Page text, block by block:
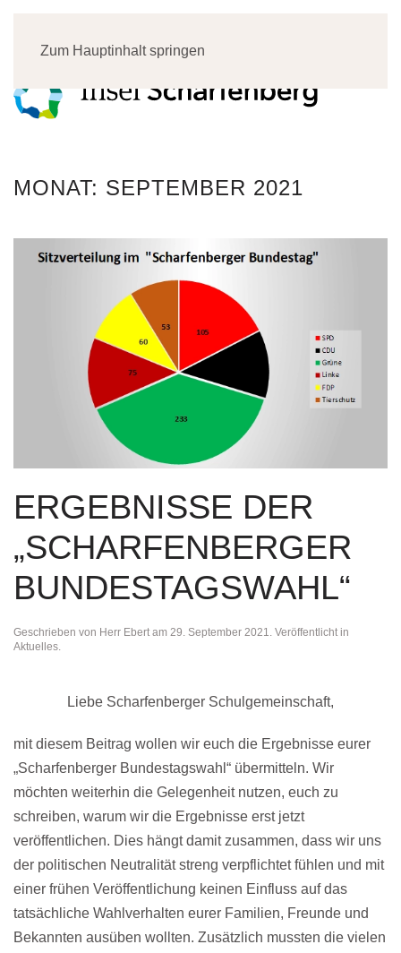
Zum Hauptinhalt springen
MONAT: SEPTEMBER 2021
ERGEBNISSE DER
„SCHARFENBERGER
BUNDESTAGSWAHL“
Geschrieben von Herr Ebertam 29. September 2021. Veröffentlicht in
Aktuelles.
Liebe Scharfenberger Schulgemeinschaft,
mit diesem Beitrag wollen wir euch die Ergebnisse eurer
„Scharfenberger Bundestagswahl“ übermitteln. Wir
möchten weiterhin die Gelegenheit nutzen, euch zu
schreiben, warum wir die Ergebnisse erst jetzt
veröffentlichen. Dies hängt damit zusammen, dass wir uns
der politischen Neutralität streng verpflichtet fühlen und mit
einer frühen Veröffentlichung keinen Einfluss auf das
tatsächliche Wahlverhalten eurer Familien, Freunde und
Bekannten ausüben wollten. Zusätzlich mussten die vielen